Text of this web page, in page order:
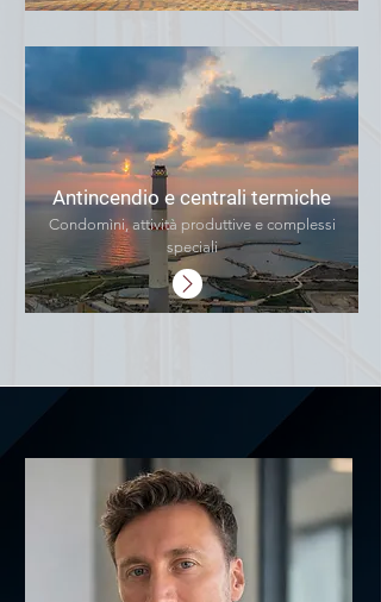
Antincendio e centrali termiche
Condomìni, attività produttive e complessi
speciali